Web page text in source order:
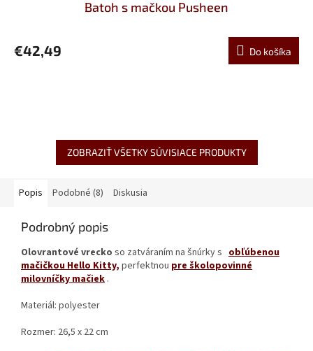
Batoh s mačkou Pusheen
€42,49 Do košíka
ZOBRAZIŤ VŠETKY SÚVISIACE PRODUKTY
Popis Podobné (8) Diskusia
Podrobný popis
Olovrantové vrecko so zatváraním na šnúrky s obľúbenou
mačičkou Hello Kitty, perfektnou pre školopovinné
milovníčky mačiek .
Materiál: polyester
Rozmer: 26,5 x 22 cm